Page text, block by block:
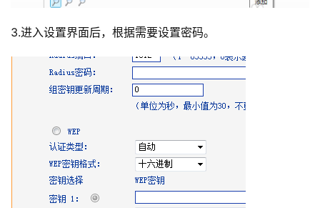
3.进入设置界面后，根据需要设置密码。